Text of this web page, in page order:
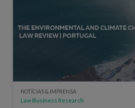
NOTÍCIAS & IMPRENSA
Law Business Research